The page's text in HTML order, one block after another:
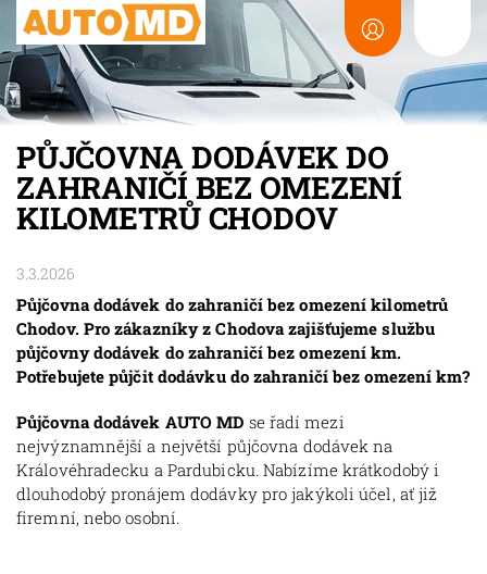
PŮJČOVNA DODÁVEK DO
ZAHRANIČÍ BEZ OMEZENÍ
KILOMETRŮ CHODOV
3.3.2026
Půjčovna dodávek do zahraničí bez omezení kilometrů
Chodov. Pro zákazníky z Chodova zajišťujeme službu
půjčovny dodávek do zahraničí bez omezení km.
Potřebujete půjčit dodávku do zahraničí bez omezení km?
Půjčovna dodávek AUTO MD se řadí mezi
nejvýznamnější a největší půjčovna dodávek na
Královéhradecku a Pardubicku. Nabízíme krátkodobý i
dlouhodobý pronájem dodávky pro jakýkoli účel, ať již
firemní, nebo osobní.